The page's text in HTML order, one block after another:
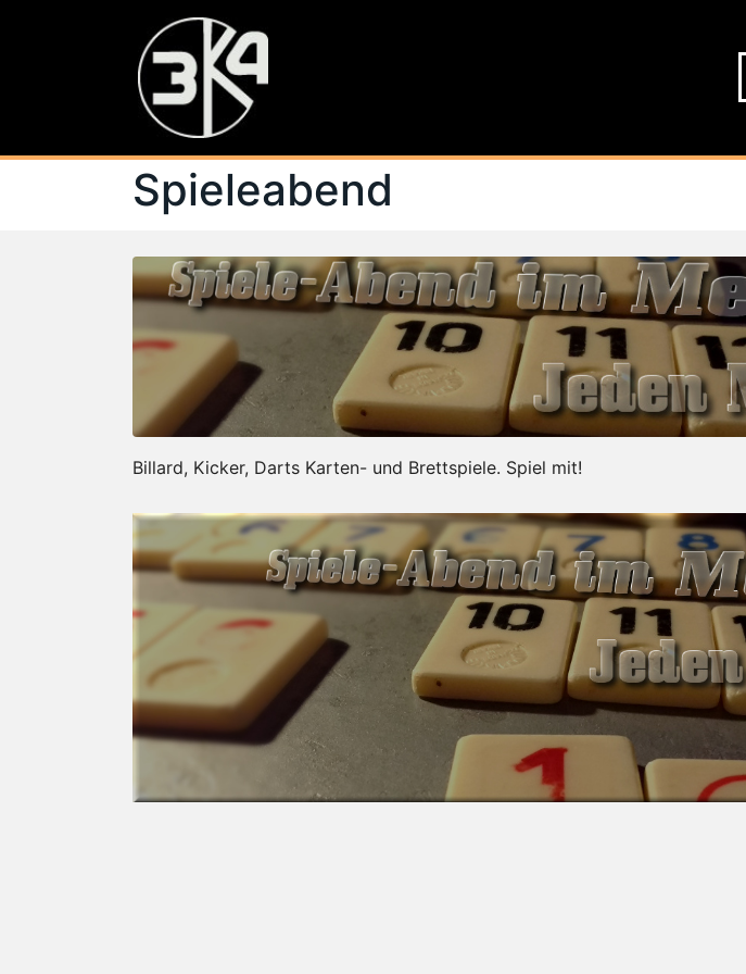
Spieleabend
Billard, Kicker, Darts Karten- und Brettspiele. Spiel mit!